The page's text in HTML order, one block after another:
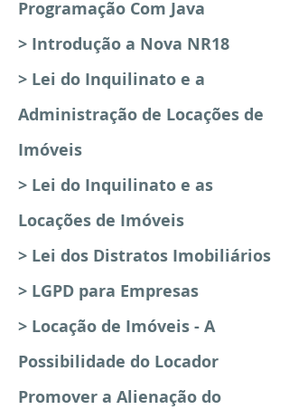
Programação Com Java
> Introdução a Nova NR18
> Lei do Inquilinato e a
Administração de Locações de
Imóveis
> Lei do Inquilinato e as
Locações de Imóveis
> Lei dos Distratos Imobiliários
> LGPD para Empresas
> Locação de Imóveis - A
Possibilidade do Locador
Promover a Alienação do